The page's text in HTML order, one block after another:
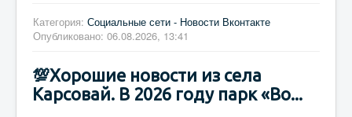
Категория: Социальные сети - Новости Вконтакте
Опубликовано: 06.08.2026, 13:41
💯Хорошие новости из села
Карсовай. В 2026 году парк «Во...